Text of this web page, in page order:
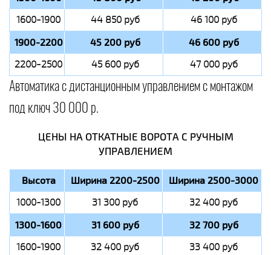
1600-1900 44 850 руб 46 100 руб
1900-2200 45 200 руб 46 600 руб
2200-2500 45 600 руб 47 000 руб
Автоматика с дистанционным управлением с монтажом
под ключ 30 000 р.
ЦЕНЫ НА ОТКАТНЫЕ ВОРОТА С РУЧНЫМ
УПРАВЛЕНИЕМ
Высота Ширина 2200-2500 Ширина 2500-3000
1000-1300 31 300 руб 32 400 руб
1300-1600 31 600 руб 32 700 руб
1600-1900 32 400 руб 33 400 руб